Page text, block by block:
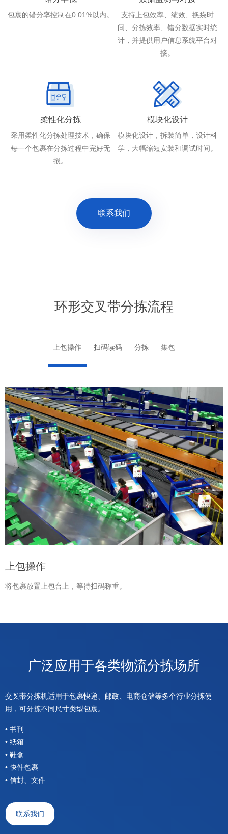
包裹的错分率控制在0.01%以内。
支持上包效率、绩效、换袋时
间、分拣效率、错分数据实时统
计，并提供用户信息系统平台对
接。
柔性化分拣
采用柔性化分拣处理技术，确保
每一个包裹在分拣过程中完好无
损。
模块化设计
模块化设计，拆装简单，设计科
学，大幅缩短安装和调试时间。
联系我们
环形交叉带分拣流程
上包操作 扫码读码 分拣 集包
上包操作
将包裹放置上包台上，等待扫码称重。
广泛应用于各类物流分拣场所
交叉带分拣机适用于包裹快递、邮政、电商仓储等多个行业分拣使
用，可分拣不同尺寸类型包裹。
• 书刊
• 纸箱
• 鞋盒
• 快件包裹
• 信封、文件
联系我们